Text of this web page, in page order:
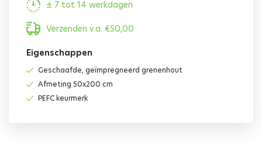
± 7 tot 14 werkdagen
Verzenden v.a. €50,00
Eigenschappen
Geschaafde, geïmpregneerd grenenhout
Afmeting 50x200 cm
PEFC keurmerk